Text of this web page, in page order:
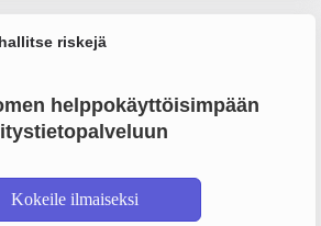
riskejä
helppokäyttöisimpään
Kokeile ilmaiseksi